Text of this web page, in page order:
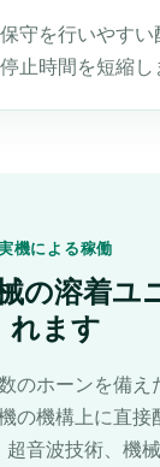
守を行いやすい
止時間を短縮し
機による稼働
の溶着ユ
れます
のホーンを備え
の機構上に直接
音波技術、機